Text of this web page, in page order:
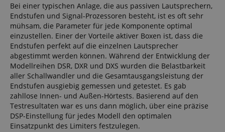
Bei einer typischen Anlage, die aus passiven Lautsprechern,
Endstufen und Signal-Prozessoren besteht, ist es oft sehr
mühsam, die Parameter für jede Komponente optimal
einzustellen. Einer der Vorteile aktiver Boxen ist, dass die
Endstufen perfekt auf die einzelnen Lautsprecher
abgestimmt werden können. Während der Entwicklung der
Modellreihen DSR, DXR und DXS wurden die Belastbarkeit
aller Schallwandler und die Gesamtausgangsleistung der
Endstufen ausgiebig gemessen und getestet. Es gab
zahllose Innen- und Außen-Hörtests. Basierend auf den
Testresultaten war es uns dann möglich, über eine präzise
DSP-Einstellung für jedes Modell den optimalen
Einsatzpunkt des Limiters festzulegen.